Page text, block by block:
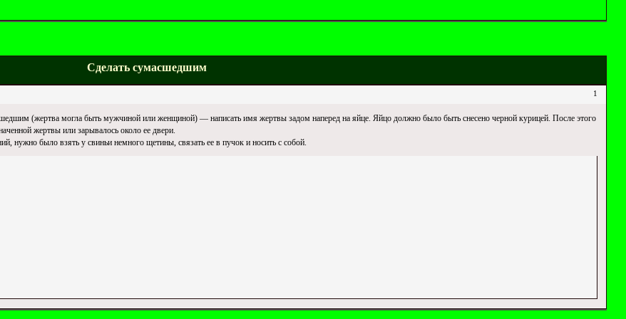
Сделать сумасшедшим
1
(жертва могла быть мужчиной или женщиной) — написать имя жертвы задом наперед на яйце. Яйцо должно было быть снесено черной курицей. После этого
жертвы или зарывалось около ее двери.
нужно было взять у свиньи немного щетины, связать ее в пучок и носить с собой.